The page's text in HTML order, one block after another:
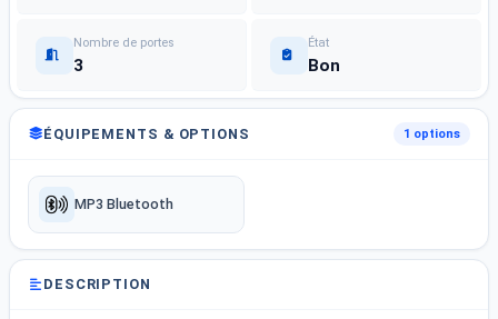
Nombre de portes
3
État
Bon
ÉQUIPEMENTS & OPTIONS 1 options
MP3 Bluetooth
DESCRIPTION